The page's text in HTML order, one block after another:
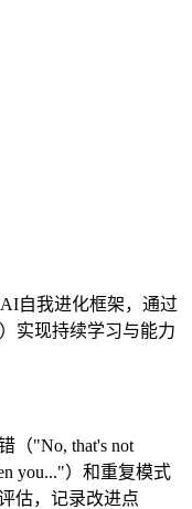
AI自我进化框架，通过
实现持续学习与能力
（"No, that's not
you..."）和重复模式
估，记录改进点